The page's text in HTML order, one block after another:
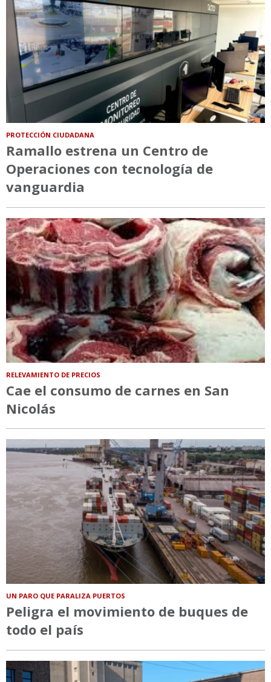
PROTECCIÓN CIUDADANA
Ramallo estrena un Centro de
Operaciones con tecnología de
vanguardia
RELEVAMIENTO DE PRECIOS
Cae el consumo de carnes en San
Nicolás
UN PARO QUE PARALIZA PUERTOS
Peligra el movimiento de buques de
todo el país